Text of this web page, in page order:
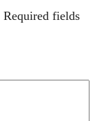
Required fields